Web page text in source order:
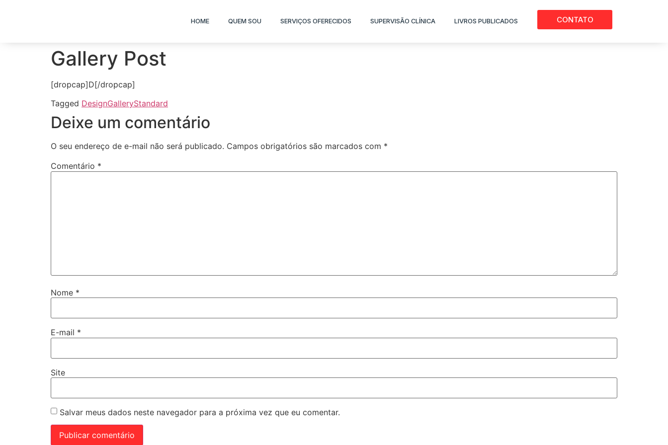
HOME QUEM SOU SERVIÇOS OFERECIDOS SUPERVISÃO CLÍNICA LIVROS PUBLICADOS CONTATO
Gallery Post
[dropcap]D[/dropcap]
Tagged DesignGalleryStandard
Deixe um comentário
O seu endereço de e-mail não será publicado. Campos obrigatórios são marcados com *
Comentário *
Nome *
E-mail *
Site
Salvar meus dados neste navegador para a próxima vez que eu comentar.